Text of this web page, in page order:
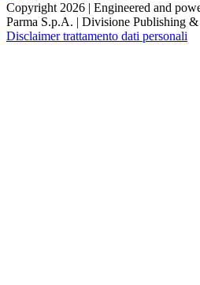
Copyright 2026 | Engineered and
Parma S.p.A. | Divisione Publishing
Disclaimer trattamento dati personali